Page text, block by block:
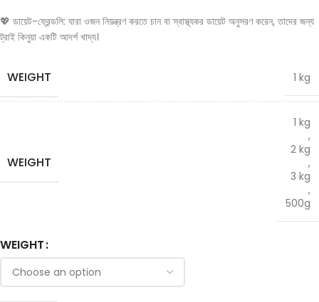
💖 ডায়েট-ফ্রেন্ডলি: যারা ওজন নিয়ন্ত্রণ করতে চান বা স্বাস্থ্যকর ডায়েট অনুসরণ করেন, তাদের জন্য
ট্রাই কিনুয়া একটি আদর্শ খাদ্য।
WEIGHT 1 kg
WEIGHT
1 kg
,
2 kg
,
3 kg
,
500g
WEIGHT